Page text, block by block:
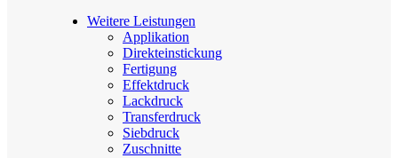
Weitere Leistungen
Applikation
Direkteinstickung
Fertigung
Effektdruck
Lackdruck
Transferdruck
Siebdruck
Zuschnitte